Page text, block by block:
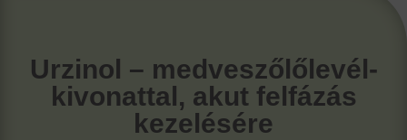
Urzinol – medveszőlőlevél-
kivonattal, akut felfázás
kezelésére